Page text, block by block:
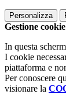
Personalizza
Gestione cookie
In questa
I cookie
piattaforma e
Per conoscere
visionare la